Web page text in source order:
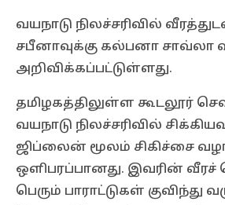
வயநாடு நிலச்சரிவில்
சபீனாவுக்கு கல்பனா சாவ்லா
அறிவிக்கப்பட்டுள்ளது.
தமிழகத்திலுள்ள கூடலூர்
வயநாடு நிலச்சரிவில்
ஜிப்லைன் மூலம் சிகிச்சை
ஒளிபரப்பானது. இவரின் வீரச்
பெரும் பாராட்டுகள் குவிந்து